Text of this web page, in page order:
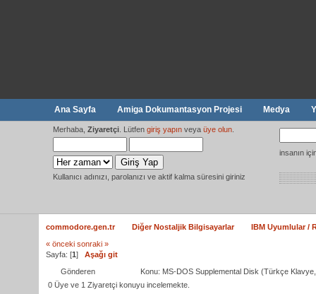
Ana Sayfa Amiga Dokumantasyon Projesi Medya
Merhaba, Ziyaretçi . Lütfen giriş yapın veya üye olun
Kullanıcı adınızı, parolanızı ve aktif kalma süresini giriniz
insanın
commodore.gen.tr Diğer Nostaljik Bilgisayarlar
IBM Uyumlular /
« önceki sonraki »
Sayfa: [1] Aşağı git
Gönderen
Konu: MS-DOS Supplemental Disk (Türkçe
0 Üye ve 1 Ziyaretçi konuyu incelemekte.